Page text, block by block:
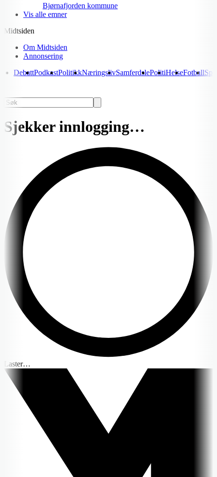
Bjørnafjorden kommune
Vis alle emner
Midtsiden
Om Midtsiden
Annonsering
DebattPodkastPolitikkNæringslivSamferdslePolitiHelseFotball
Sjekker innlogging…
Laster…